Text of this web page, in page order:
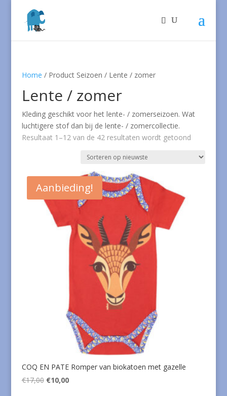
Home / Product Seizoen / Lente / zomer
Lente / zomer
Kleding geschikt voor het lente- / zomerseizoen. Wat
luchtigere stof dan bij de lente- / zomercollectie.
Resultaat 1–12 van de 42 resultaten wordt getoondGesorteerd
nieuwste
Aanbieding!
COQ EN PATE Romper van biokatoen met gazelle
€17,00 Oorspronkelijke
€10,00Huidige